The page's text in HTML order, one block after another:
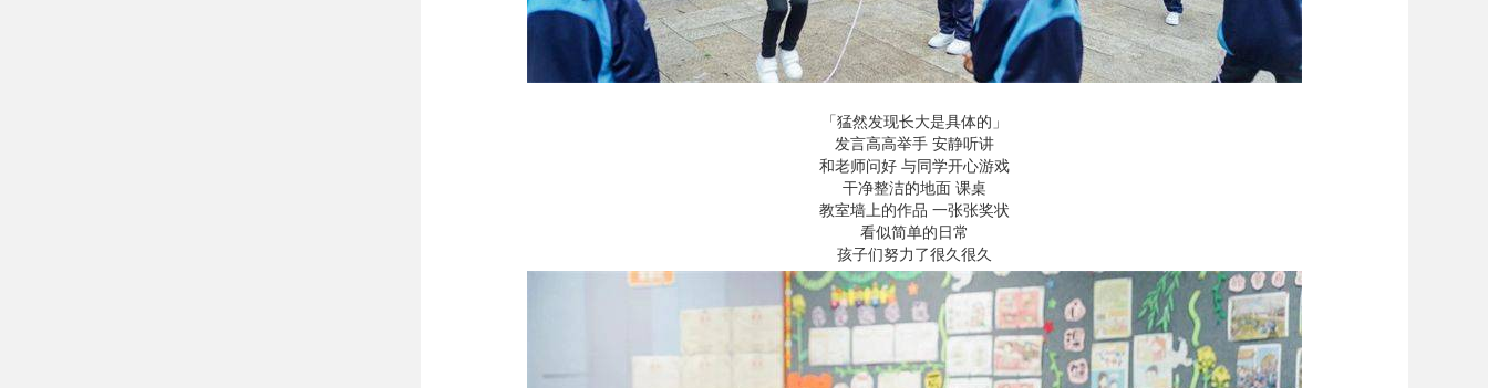
「猛然发现长大是具体的」
发言高高举手 安静听讲
和老师问好 与同学开心游戏
干净整洁的地面 课桌
教室墙上的作品 一张张奖状
看似简单的日常
孩子们努力了很久很久